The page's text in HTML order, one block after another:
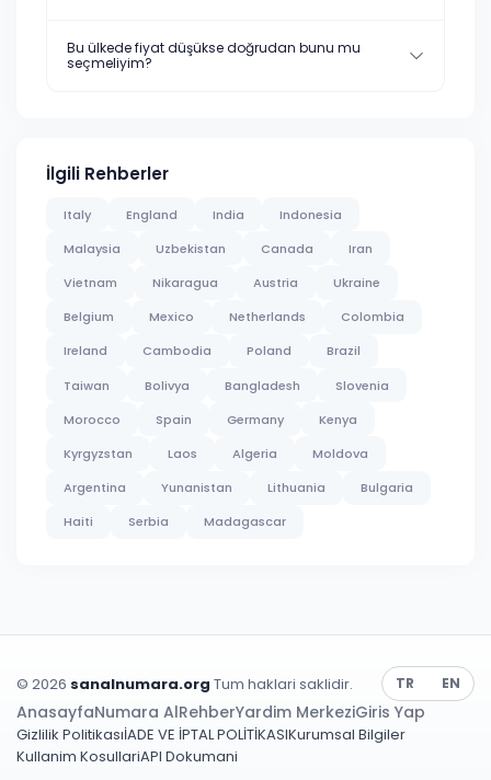
Bu ülkede fiyat düşükse doğrudan bunu mu
seçmeliyim?
İlgili Rehberler
Italy England India
Indonesia
Malaysia
Uzbekistan Canada
Iran
Vietnam
Nikaragua Austria
Ukraine
Belgium
Mexico Netherlands
Colombia
Ireland
Cambodia Poland
Brazil
Taiwan
Bolivya Bangladesh
Slovenia
Morocco
Spain Germany
Kenya
Kyrgyzstan
Laos Algeria
Moldova
Argentina
Yunanistan Lithuania
Bulgaria
Haiti
Serbia Madagascar
© 2026 sanalnumara.org Tum haklari saklidir. TR EN
AnasayfaNumara AlRehberYardim MerkeziGiris Yap
Gizlilik PolitikasıİADE VE İPTAL POLİTİKASIKurumsal Bilgiler
Kullanim KosullariAPI Dokumani